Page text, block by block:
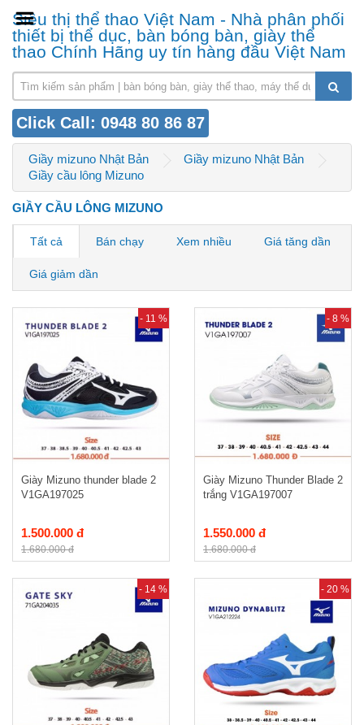
Siêu thị thể thao Việt Nam - Nhà phân phối
thiết bị thể dục, bàn bóng bàn, giày thể
thao Chính Hãng uy tín hàng đầu Việt Nam
Click Call: 0948 80 86 87
Giầy mizuno Nhật Bản
Giầy mizuno Nhật Bản
Giầy cầu lông Mizuno
GIẦY CẦU LÔNG MIZUNO
Tất cả Bán chạy Xem nhiều Giá tăng dần
Giá giảm dần
- 11 %
Giày Mizuno thunder blade 2
V1GA197025
1.500.000 đ
1.680.000 đ
- 8 %
Giày Mizuno Thunder Blade 2
trắng V1GA197007
1.550.000 đ
1.680.000 đ
- 14 % - 20 %